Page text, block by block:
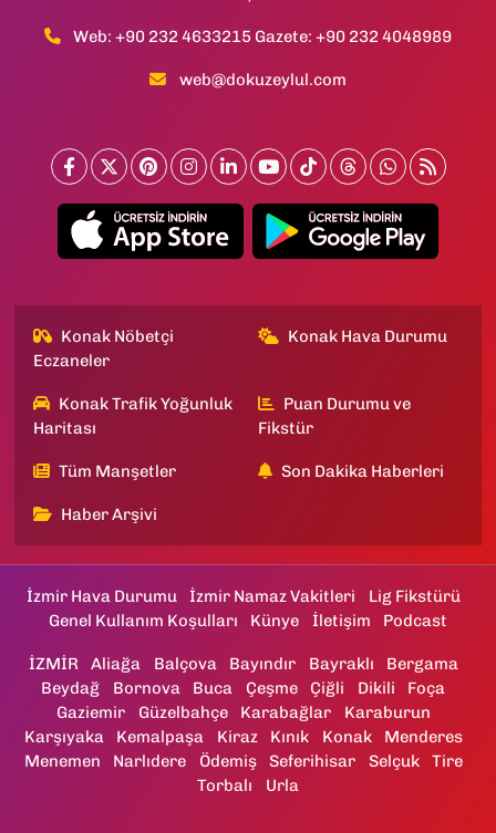
Web: +90 232 4633215 Gazete: +90 232 4048989
web@dokuzeylul.com
Konak Nöbetçi
Eczaneler
Konak Hava Durumu
Konak Trafik Yoğunluk
Haritası
Puan Durumu ve
Fikstür
Tüm Manşetler Son Dakika Haberleri
Haber Arşivi
İzmir Hava Durumu İzmir Namaz Vakitleri
Lig Fikstürü
Genel Kullanım Koşulları
Künye İletişim Podcast
İZMİR Aliağa Balçova Bayındır Bayraklı
Bergama
Beydağ
Bornova Buca Çeşme Çiğli Dikili
Foça
Gaziemir
Güzelbahçe Karabağlar
Karaburun
Karşıyaka
Kemalpaşa Kiraz Kınık Konak
Menderes
Menemen
Narlıdere Ödemiş Seferihisar Selçuk
Tire
Torbalı
Urla